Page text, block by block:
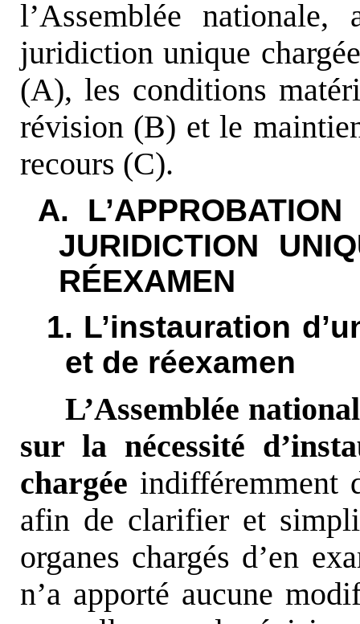
l’Assemblée nationale,
juridiction unique
(A), les conditions
révision (B) et le
recours (C).
A.
JURIDICTION
RÉEXAMEN
1. L’instauration
et de réexamen
L’Assemblée
sur la nécessité
chargée indifféremment
afin de clarifier et
organes chargés d’en
n’a apporté aucune